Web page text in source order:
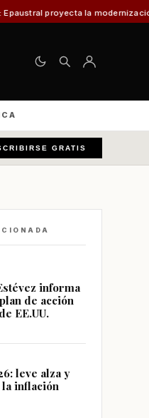
portuaria para el
GRATIS
informa
de acción
EE.UU.
leve alza y
inflación